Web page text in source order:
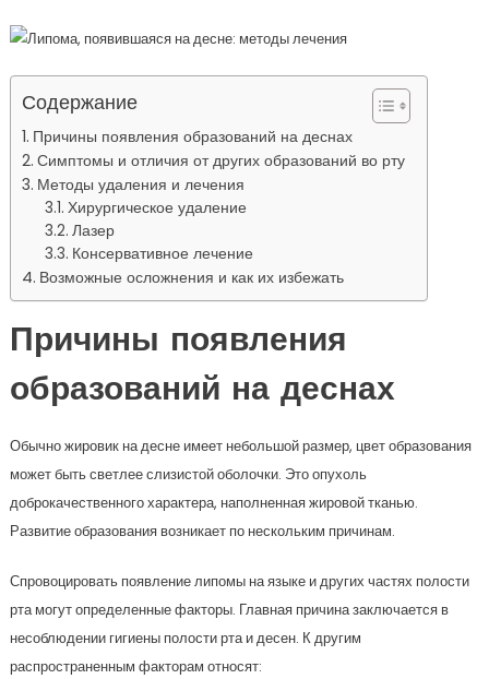
Содержание
Причины появления образований на деснах
Симптомы и отличия от других образований во рту
Методы удаления и лечения
Хирургическое удаление
Лазер
Консервативное лечение
Возможные осложнения и как их избежать
Причины появления
образований на деснах
Обычно жировик на десне имеет небольшой размер, цвет образования
может быть светлее слизистой оболочки. Это опухоль
доброкачественного характера, наполненная жировой тканью.
Развитие образования возникает по нескольким причинам.
Спровоцировать появление липомы на языке и других частях полости
рта могут определенные факторы. Главная причина заключается в
несоблюдении гигиены полости рта и десен. К другим
распространенным факторам относят: